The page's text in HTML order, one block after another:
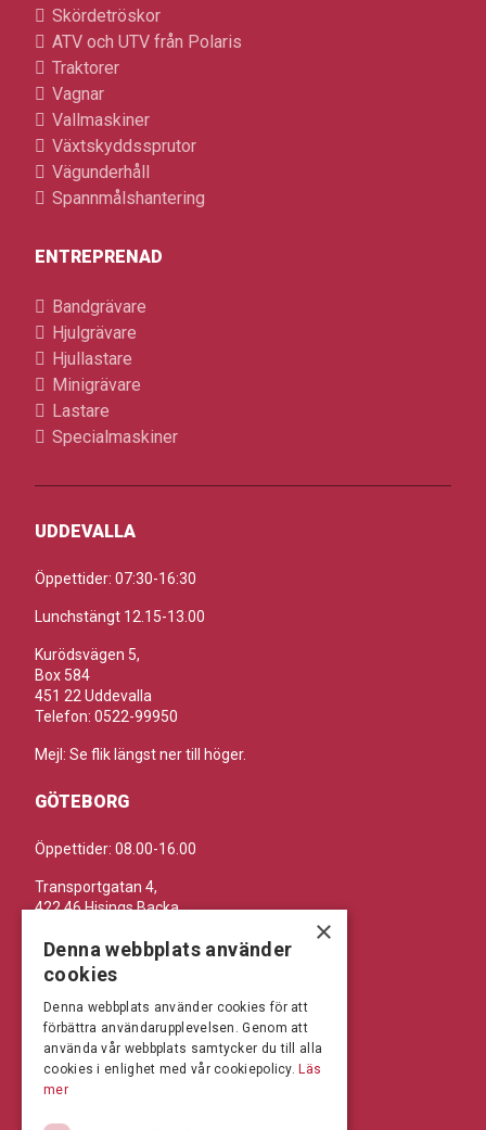
Skördetröskor
ATV och UTV från Polaris
Traktorer
Vagnar
Vallmaskiner
Växtskyddssprutor
Vägunderhåll
Spannmålshantering
ENTREPRENAD
Bandgrävare
Hjulgrävare
Hjullastare
Minigrävare
Lastare
Specialmaskiner
UDDEVALLA
Öppettider: 07:30-16:30
Lunchstängt 12.15-13.00
Kurödsvägen 5,
Box 584
451 22 Uddevalla
Telefon: 0522-99950
Mejl: Se flik längst ner till höger.
GÖTEBORG
Öppettider: 08.00-16.00
Transportgatan 4,
422 46 Hisings Backa
Mejl: Se flik längst ner till höger.
BRÅLANDA
Öppettider: 07:00-16:00
Andrésen Maskin i Brålanda AB
Nuntorp 301
×
Denna webbplats använder
cookies
Denna webbplats använder cookies för att
förbättra användarupplevelsen. Genom att
använda vår webbplats samtycker du till alla
cookies i enlighet med vår cookiepolicy. Läs
mer